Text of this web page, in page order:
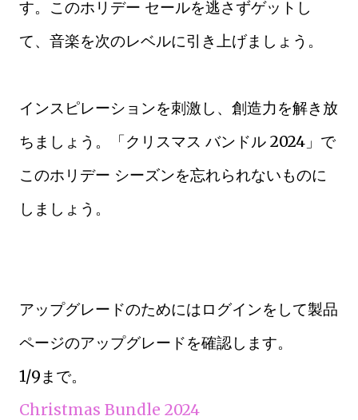
す。このホリデー セールを逃さずゲットし
て、音楽を次のレベルに引き上げましょう。
インスピレーションを刺激し、創造力を解き放
ちましょう。「クリスマス バンドル 2024」で
このホリデー シーズンを忘れられないものに
しましょう。
アップグレードのためにはログインをして製品
ページのアップグレードを確認します。
1/9まで。
Christmas Bundle 2024